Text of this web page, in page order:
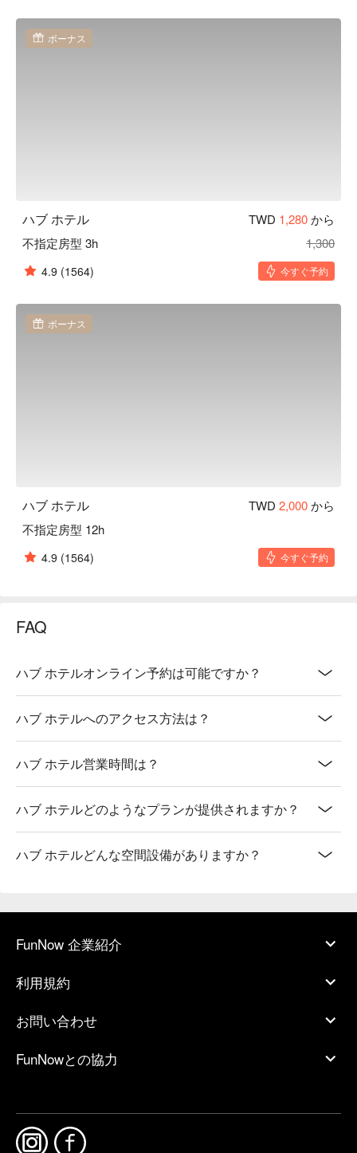
ボーナス
ハブ ホテル TWD 1,280から
不指定房型 3h
1,300
4.9 (1564) 今すぐ予約
ボーナス
ハブ ホテル TWD 2,000から
不指定房型 12h
4.9 (1564) 今すぐ予約
FAQ
ハブ ホテルオンライン予約は可能ですか？
ハブ ホテルへのアクセス方法は？
ハブ ホテル営業時間は？
ハブ ホテルどのようなプランが提供されますか？
ハブ ホテルどんな空間設備がありますか？
FunNow 企業紹介
利用規約
お問い合わせ
FunNowとの協力